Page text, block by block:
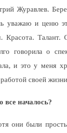
Жу­равлев.
уважаю и ценю
Красота.
говорила о
и это у меня
своей
все началось?
они были